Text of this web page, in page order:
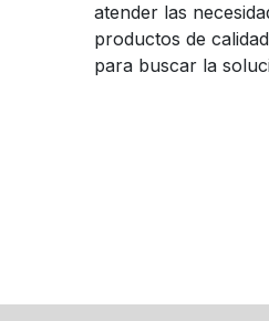
atender las
productos de
para buscar la